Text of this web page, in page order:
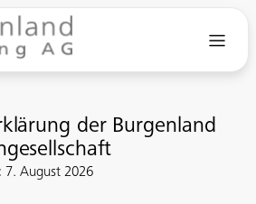
der Burgenland
7. August 2026